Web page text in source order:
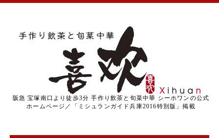
阪急 宝塚南口より徒歩3分 手作り飲茶と旬菜中華 シーホワンの公式
ホームページ／「ミシュランガイド兵庫2016特別版」掲載